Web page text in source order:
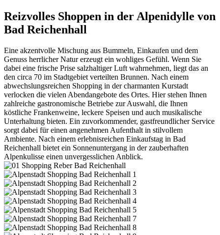
Reizvolles Shoppen in der Alpenidylle von
Bad Reichenhall
Eine akzentvolle Mischung aus Bummeln, Einkaufen und dem
Genuss herrlicher Natur erzeugt ein wohliges Gefühl. Wenn Sie
dabei eine frische Prise salzhaltiger Luft wahrnehmen, liegt das an
den circa 70 im Stadtgebiet verteilten Brunnen. Nach einem
abwechslungsreichen Shopping in der charmanten Kurstadt
verlocken die vielen Abendangebote des Ortes. Hier stehen Ihnen
zahlreiche gastronomische Betriebe zur Auswahl, die Ihnen
köstliche Frankenweine, leckere Speisen und auch musikalische
Unterhaltung bieten. Ein zuvorkommender, gastfreundlicher Service
sorgt dabei für einen angenehmen Aufenthalt in stilvollem
Ambiente. Nach einem erlebnisreichen Einkaufstag in Bad
Reichenhall bietet ein Sonnenuntergang in der zauberhaften
Alpenkulisse einen unvergesslichen Anblick.